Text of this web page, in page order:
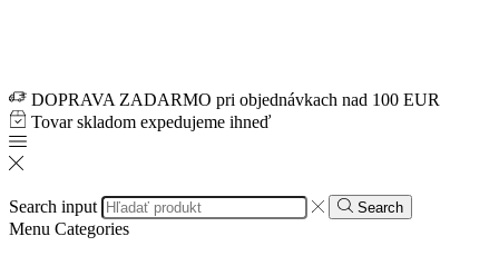
DOPRAVA ZADARMO pri objednávkach nad 100 EUR
Tovar skladom expedujeme ihneď
Search input Search
Menu Categories